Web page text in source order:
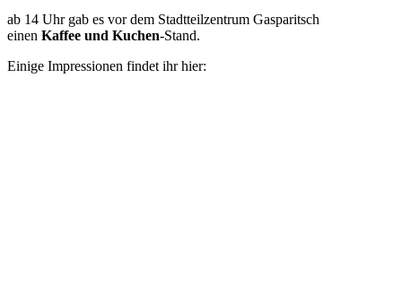
ab 14 Uhr gab es vor dem Stadtteilzentrum Gasparitsch
einen Kaffee und Kuchen-Stand.
Einige Impressionen findet ihr hier: